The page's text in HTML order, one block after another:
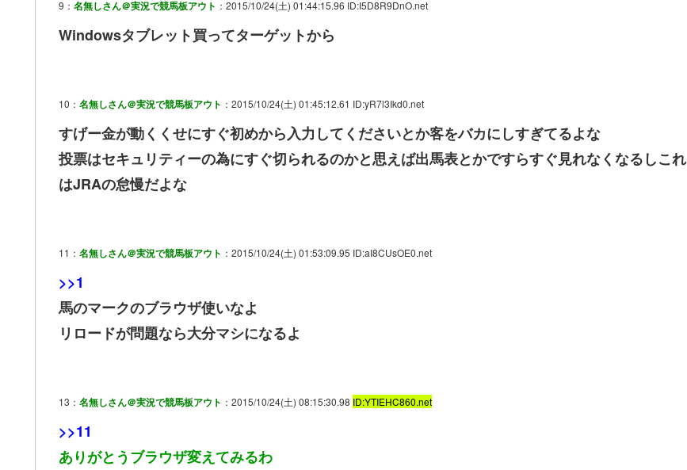
9： 名無しさん＠実況で競馬板アウト ：2015/10/24(土) 01:44:15.96 ID:I5D8R9DnO.net
Windowsタブレット買ってターゲットから
10： 名無しさん＠実況で競馬板アウト ：2015/10/24(土) 01:45:12.61 ID:yR7l3Ikd0.net
すげー金が動くくせにすぐ初めから入力してくださいとか客をバカにしすぎてるよな
投票はセキュリティーの為にすぐ切られるのかと思えば出馬表とかですらすぐ見れなくなるしこれ
はJRAの怠慢だよな
11： 名無しさん＠実況で競馬板アウト ：2015/10/24(土) 01:53:09.95 ID:aI8CUsOE0.net
>>1
馬のマークのブラウザ使いなよ
リロードが問題なら大分マシになるよ
13： 名無しさん＠実況で競馬板アウト ：2015/10/24(土) 08:15:30.98 ID:YTIEHC860.net
>>11
ありがとうブラウザ変えてみるわ